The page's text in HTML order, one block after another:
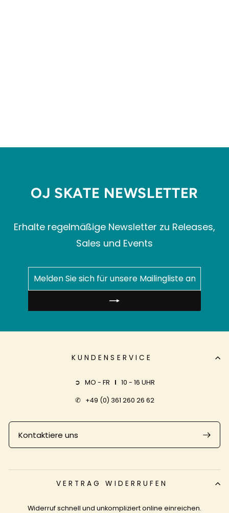
OJ SKATE NEWSLETTER
Erhalte regelmäßige Newsletter zu Releases,
Sales und Events
SIE
SICH
FÜR
UNSERE
AN
KUNDENSERVICE
➲ MO - FR I 10 - 16 UHR
✆ +49 (0) 361 260 26 62
Kontaktiere uns
VERTRAG WIDERRUFEN
Widerruf schnell und unkompliziert online einreichen.